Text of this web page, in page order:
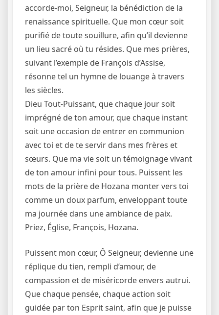
accorde-moi, Seigneur, la bénédiction de la
renaissance spirituelle. Que mon cœur soit
purifié de toute souillure, afin qu’il devienne
un lieu sacré où tu résides. Que mes prières,
suivant l’exemple de François d’Assise,
résonne tel un hymne de louange à travers
les siècles.
Dieu Tout-Puissant, que chaque jour soit
imprégné de ton amour, que chaque instant
soit une occasion de entrer en communion
avec toi et de te servir dans mes frères et
sœurs. Que ma vie soit un témoignage vivant
de ton amour infini pour tous. Puissent les
mots de la prière de Hozana monter vers toi
comme un doux parfum, enveloppant toute
ma journée dans une ambiance de paix.
Priez, Église, François, Hozana.
Puissent mon cœur, Ô Seigneur, devienne une
réplique du tien, rempli d’amour, de
compassion et de miséricorde envers autrui.
Que chaque pensée, chaque action soit
guidée par ton Esprit saint, afin que je puisse